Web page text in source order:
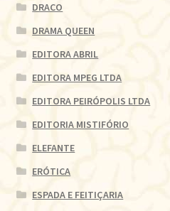
DRACO
DRAMA QUEEN
EDITORA ABRIL
EDITORA MPEG LTDA
EDITORA PEIRÓPOLIS LTDA
EDITORIA MISTIFÓRIO
ELEFANTE
ERÓTICA
ESPADA E FEITIÇARIA